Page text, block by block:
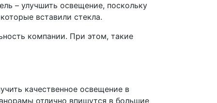
– улучшить освещение, поскольку
вставили стекла.
компании. При этом, такие
качественное освещение в
отлично впишутся в большие